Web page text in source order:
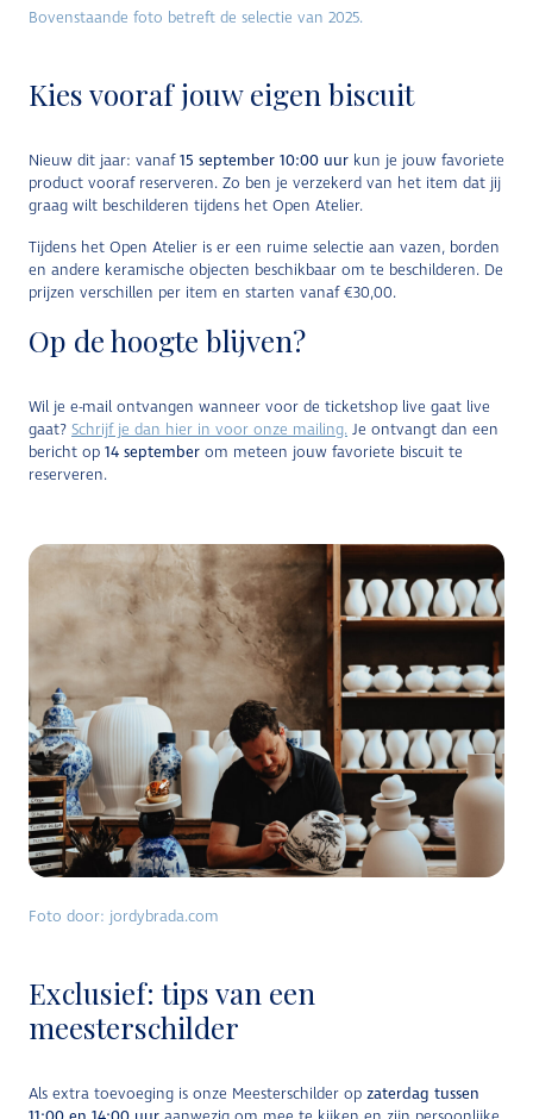
Bovenstaande foto betreft de selectie van 2025.
Kies vooraf jouw eigen biscuit
Nieuw dit jaar: vanaf15 september 10:00 uur kun je jouw favoriete
product vooraf reserveren. Zo ben je verzekerd van het item dat jij
graag wilt beschilderen tijdens het Open Atelier.
Tijdens het Open Atelier is er een ruime selectie aan vazen, borden
en andere keramische objecten beschikbaar om te beschilderen. De
prijzen verschillen per item en starten vanaf €30,00.
Op de hoogte blijven?
Wil je e-mail ontvangen wanneer voor de ticketshop live gaat live
gaat? Schrijf je dan hier in voor onze mailing. Je ontvangt dan een
bericht op 14 september om meteen jouw favoriete biscuit te
reserveren.
Exclusief: tips van een
meesterschilder
Als extra toevoeging is onze Meesterschilder op zaterdag tussen
Foto door: jordybrada.com